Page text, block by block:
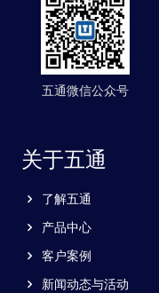
五通微信公众号
关于五通
了解五通
产品中心
客户案例
新闻动态与活动